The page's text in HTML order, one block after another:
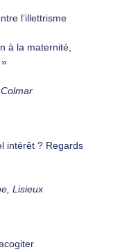
l’illettrisme
à la maternité,
intérêt ? Regards
Lisieux